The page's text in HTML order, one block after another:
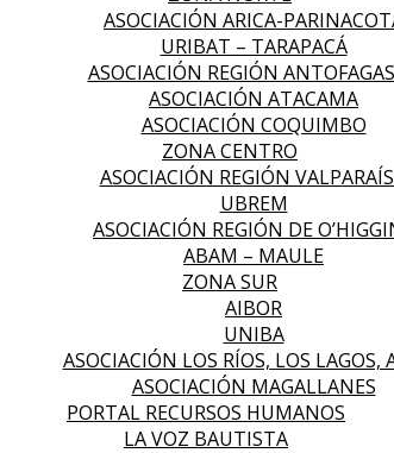
ASOCIACIÓN ARICA-
URIBAT – TARAPACÁ
ASOCIACIÓN REGIÓN
ASOCIACIÓN ATACAMA
ASOCIACIÓN COQUIMBO
ZONA CENTRO
ASOCIACIÓN REGIÓN
UBREM
ASOCIACIÓN REGIÓN DE
ABAM – MAULE
ZONA SUR
AIBOR
UNIBA
ASOCIACIÓN LOS RÍOS, LOS LAGOS,
ASOCIACIÓN MAGALLANES
PORTAL RECURSOS HUMANOS
LA VOZ BAUTISTA